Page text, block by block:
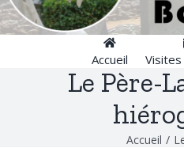
Accueil
Le Père-
Accueil /